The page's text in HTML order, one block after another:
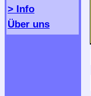
> Info
Über uns